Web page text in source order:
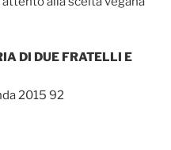
DI DUE FRATELLI E
2015 92